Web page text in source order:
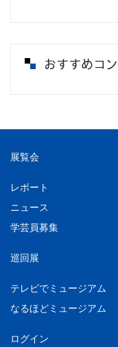
おすすめコ
展覧会
レポート
ニュース
学芸員募集
巡回展
テレビでミュージアム
なるほどミュージアム
ログイン